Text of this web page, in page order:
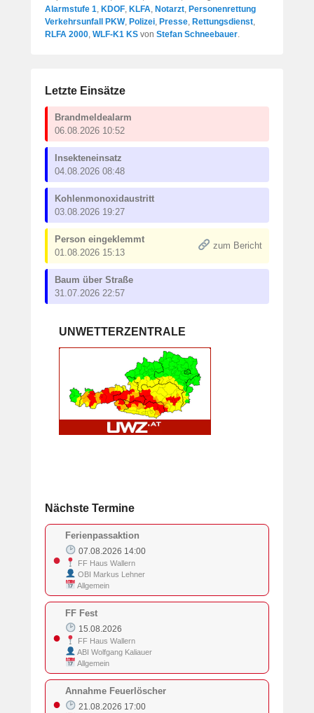
Alarmstufe 1 KDOF KLFA Notarzt Personenrettung
Verkehrsunfall PKW, Polizei Presse Rettungsdienst
RLFA 2000 WLF-K1 KS von Stefan Schneebauer
Letzte Einsätze
Brandmeldealarm
06.08.2026 10:52
Insekteneinsatz
04.08.2026 08:48
Kohlenmonoxidaustritt
03.08.2026 19:27
Person eingeklemmt
01.08.2026 15:13
zum Bericht
Baum über Straße
31.07.2026 22:57
UNWETTERZENTRALE
Nächste Termine
●
Ferienpassaktion
07.08.2026 14:00
FF Haus Wallern
OBI Markus Lehner
Allgemein
●
FF Fest
15.08.2026
FF Haus Wallern
ABI Wolfgang Kaliauer
Allgemein
●
Annahme Feuerlöscher
21.08.2026 17:00